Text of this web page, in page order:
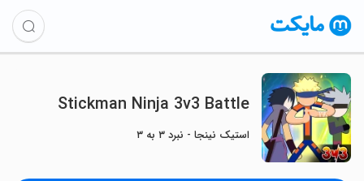
Stickman Ninja 3v3 Battle
استیک نینجا - نبرد ۳ به ۳